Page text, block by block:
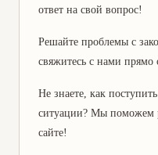
ответ на свой вопрос!
Решайте проблемы с
свяжитесь с нами прямо
Не знаете, как
ситуации? Мы поможем
сайте!